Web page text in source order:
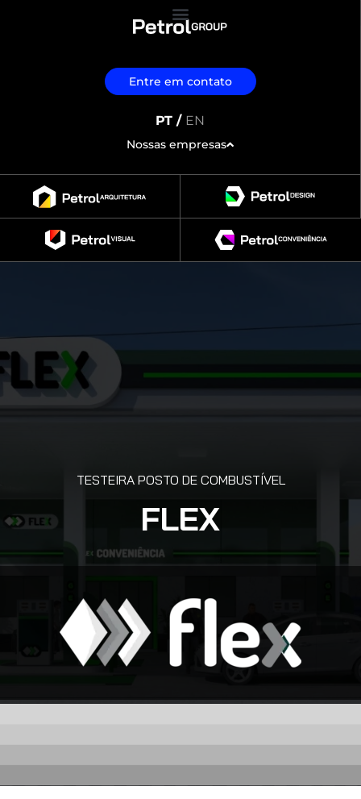
Entre em contato
PT / EN
Nossas empresas
TESTEIRA POSTO DE COMBUSTÍVEL
FLEX